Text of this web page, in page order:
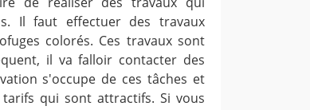
Il faut effectuer des travaux
colorés. Ces travaux sont
il va falloir contacter des
s'occupe de ces tâches et
qui sont attractifs. Si vous